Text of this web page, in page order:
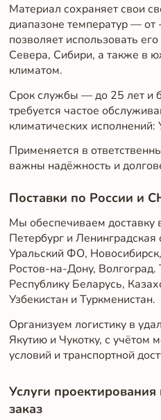
Материал сохраняет свои
диапазоне температур — от
позволяет использовать
Севера, Сибири, а также в
климатом.
Срок службы — до 25 лет и
требуется частое
климатических
Применяется в
важны надёжность и
Поставки по России и
Мы обеспечиваем
Петербург и
Уральский ФО,
Ростов-на-Дону,
Республику Беларусь,
Узбекистан и Туркменистан.
Организуем логистику в
Якутию и Чукотку, с учётом
условий и транспортной
Услуги
заказ